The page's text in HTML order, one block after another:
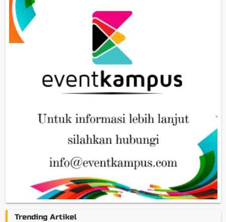
Trending Artikel